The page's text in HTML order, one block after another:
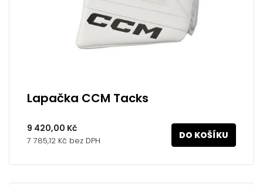
Lapačka CCM Tacks
9 420,00 Kč
7 785,12 Kč bez DPH DO KOŠÍKU